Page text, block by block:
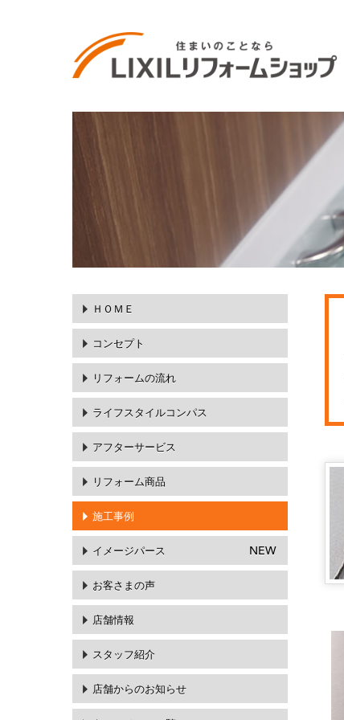
ＨＯＭＥ
コンセプト
リフォームの流れ
ライフスタイルコンパス
アフターサービス
リフォーム商品
施工事例
イメージパース NEW
お客さまの声
店舗情報
スタッフ紹介
店舗からのお知らせ